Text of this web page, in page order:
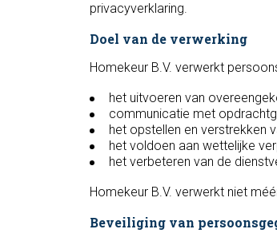
privacyverklaring.
Doel van de verwerking
Homekeur B.V. verwerkt
het uitvoeren van
communicatie met
het opstellen en verstrekken
het voldoen aan wettelijke
het verbeteren van de
Homekeur B.V. verwerkt niet
Beveiliging van